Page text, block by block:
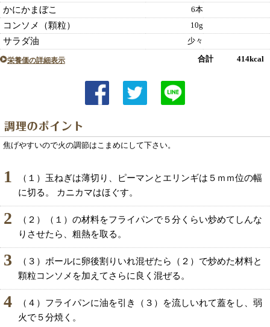
かにかまぼこ 6本
コンソメ（顆粒） 10g
サラダ油 少々
栄養価の詳細表示 合計 414kcal
焦げやすいので火の調節はこまめにして下さい。
1
（１）玉ねぎは薄切り、ピーマンとエリンギは５ｍｍ位の幅
に切る。 カニカマはほぐす。
2
（２）（１）の材料をフライパンで５分くらい炒めてしんな
りさせたら、粗熱を取る。
3
（３）ボールに卵後割りいれ混ぜたら（２）で炒めた材料と
顆粒コンソメを加えてさらに良く混ぜる。
4
（４）フライパンに油を引き（３）を流しいれて蓋をし、弱
火で５分焼く。